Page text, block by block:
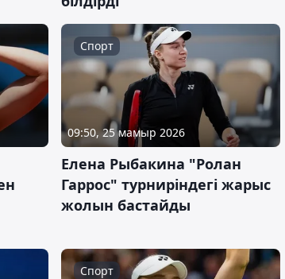
Спорт
09:50, 25 мамыр 2026
Елена Рыбакина "Ролан
Гаррос" турниріндегі жарыс
жолын бастайды
Спорт